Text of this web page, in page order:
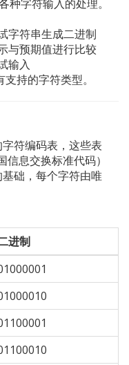
种字符输入的处理。
字符串生成二进制
与预期值进行比较
输入
持的字符类型。
符编码表，这些表
息交换标准代码）
础，每个字符由唯
进制